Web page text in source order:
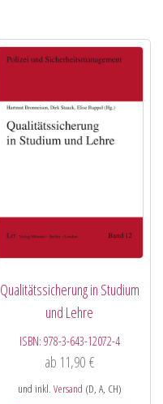
Qualitätssicherung in Studium
und Lehre
ISBN: 978-3-643-12072-4
ab 11,90 €
und inkl. Versand (D, A, CH)